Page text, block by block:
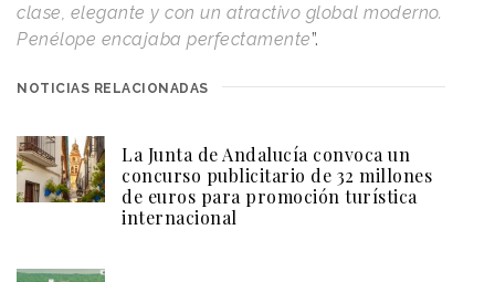
clase, elegante y con un atractivo global moderno.
Penélope encajaba perfectamente”.
NOTICIAS RELACIONADAS
La Junta de Andalucía convoca un
concurso publicitario de 32 millones
de euros para promoción turística
internacional